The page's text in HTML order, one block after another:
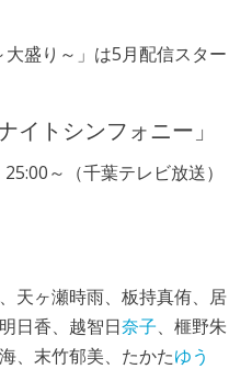
盛り～」は5月配信スター
イトシンフォニー」
～（千葉テレビ放送）
天ヶ瀬時雨、板持真侑、居
日香、越智日奈子、榧野朱
、末竹郁美、たかたゆう